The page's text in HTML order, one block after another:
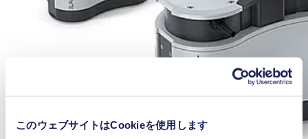
このウェブサイトはCookieを使用します